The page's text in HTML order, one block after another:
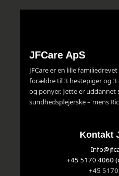
JFCare ApS
JFCare er en lille
forældre til 3 hestepiger og 3
og ponyer. Jette er uddannet
sundhedsplejerske – mens
Kontakt
+45 5170 4060
+45